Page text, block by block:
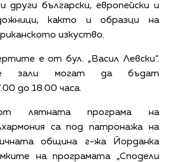
български, европейски и
както и образци на
изкуство.
е от бул. „Васил Левски“.
зали могат да бъдат
до 18.00 часа.
лятната програма на
са под патронажа на
община г-жа Йорданка
на програмата „Сподели